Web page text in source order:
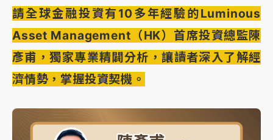
請全球金融投資有10多年經驗的Luminous
Asset Management（HK）首席投資總監陳
彥甫，獨家專業精闢分析，讓讀者深入了解經
濟情勢，掌握投資契機。